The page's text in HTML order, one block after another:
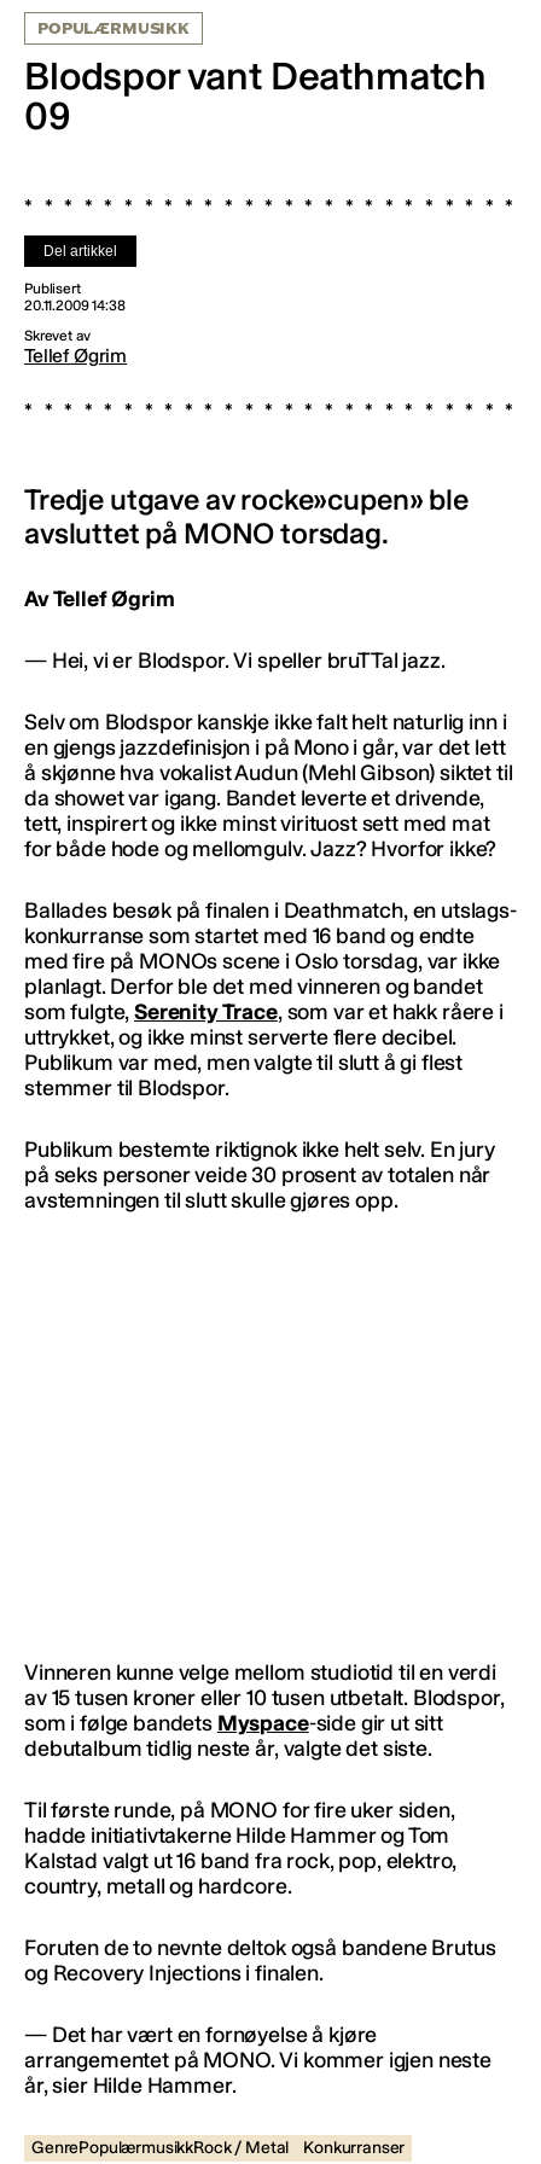
POPULÆRMUSIKK
Blodspor vant Deathmatch
09
Del artikkel
Publisert
20.11.2009 14:38
Skrevet av
Tellef Øgrim
Tredje utgave av rocke»cupen» ble
avsluttet på MONO torsdag.
Av Tellef Øgrim
— Hei, vi er Blodspor. Vi speller bruTTal jazz.
Selv om Blodspor kanskje ikke falt helt naturlig inn i
en gjengs jazzdefinisjon i på Mono i går, var det lett
å skjønne hva vokalist Audun (Mehl Gibson) siktet til
da showet var igang. Bandet leverte et drivende,
tett, inspirert og ikke minst virituost sett med mat
for både hode og mellomgulv. Jazz? Hvorfor ikke?
Ballades besøk på finalen i Deathmatch, en utslags-
konkurranse som startet med 16 band og endte
med fire på MONOs scene i Oslo torsdag, var ikke
planlagt. Derfor ble det med vinneren og bandet
som fulgte,Serenity Trace, som var et hakk råere i
uttrykket, og ikke minst serverte flere decibel.
Publikum var med, men valgte til slutt å gi flest
stemmer til Blodspor.
Publikum bestemte riktignok ikke helt selv. En jury
på seks personer veide 30 prosent av totalen når
avstemningen til slutt skulle gjøres opp.
Vinneren kunne velge mellom studiotid til en verdi
av 15 tusen kroner eller 10 tusen utbetalt. Blodspor,
som i følge bandets Myspace-side gir ut sitt
debutalbum tidlig neste år, valgte det siste.
Til første runde, på MONO for fire uker siden,
hadde initiativtakerne Hilde Hammer og Tom
Kalstad valgt ut 16 band fra rock, pop, elektro,
country, metall og hardcore.
Foruten de to nevnte deltok også bandene Brutus
og Recovery Injections i finalen.
— Det har vært en fornøyelse å kjøre
arrangementet på MONO. Vi kommer igjen neste
år, sier Hilde Hammer.
GenrePopulærmusikkRock / Metal Konkurranser